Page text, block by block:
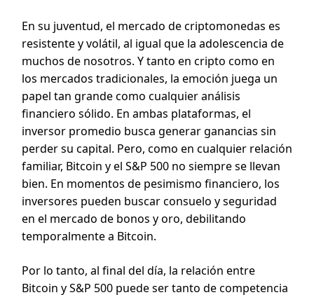
En su juventud, el mercado de criptomonedas es
resistente y volátil, al igual que la adolescencia de
muchos de nosotros. Y tanto en cripto como en
los mercados tradicionales, la emoción juega un
papel tan grande como cualquier análisis
financiero sólido. En ambas plataformas, el
inversor promedio busca generar ganancias sin
perder su capital. Pero, como en cualquier relación
familiar, Bitcoin y el S&P 500 no siempre se llevan
bien. En momentos de pesimismo financiero, los
inversores pueden buscar consuelo y seguridad
en el mercado de bonos y oro, debilitando
temporalmente a Bitcoin.
Por lo tanto, al final del día, la relación entre
Bitcoin y S&P 500 puede ser tanto de competencia